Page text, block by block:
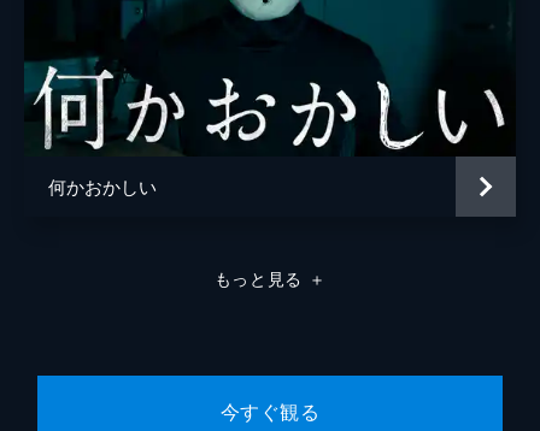
何かおかしい
もっと見る ＋
今すぐ観る